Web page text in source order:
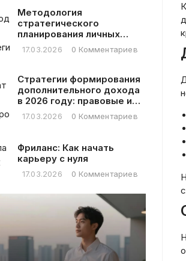
понять,
он
В
статьи
его
чтобы
языке,
Методология
стратегического
планирования личных
финансовых расходов
17.03.2026 0 Комментариев
Стратегии формирования
дополнительного дохода
в 2026 году: правовые и
практические аспекты
17.03.2026 0 Комментариев
Фриланс: Как начать
карьеру с нуля
17.03.2026 0 Комментариев